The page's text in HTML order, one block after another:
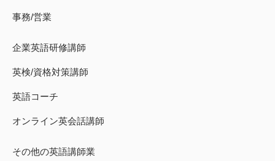
事務/営業
企業英語研修講師
英検/資格対策講師
英語コーチ
オンライン英会話講師
その他の英語講師業